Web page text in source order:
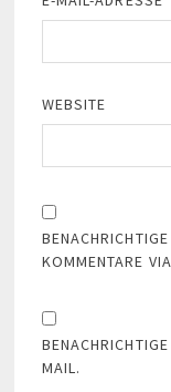
WEBSITE
KOMMENTARE
MAIL.